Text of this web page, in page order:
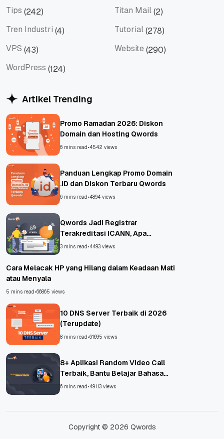
Tips (242) Titan Mail(2)
Tren Industri (4) Tutorial(278)
VPS (43) Website (290)
WordPress (124)
Artikel Trending
Promo Ramadan 2026: Diskon
Domain dan Hosting Qwords
6 mins read•4542 views
Panduan Lengkap Promo Domain
.ID dan Diskon Terbaru Qwords
6 mins read•4894 views
Qwords Jadi Registrar
Terakreditasi ICANN, Apa
Untungnya?
3 mins read•4493 views
Cara Melacak HP yang Hilang dalam Keadaan Mati
atau Menyala
5 mins read•66865 views
10 DNS Server Terbaik di 2026
(Terupdate)
8 mins read•61695 views
8+ Aplikasi Random Video Call
Terbaik, Bantu Belajar Bahasa
Asing!
6 mins read•49113 views
Copyright © 2026 Qwords